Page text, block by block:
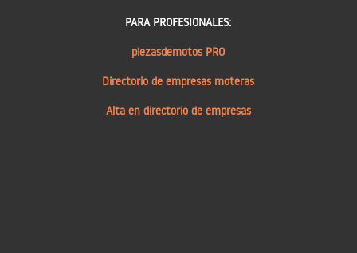
PARA PROFESIONALES:
piezasdemotos PRO
Directorio de empresas moteras
Alta en directorio de empresas